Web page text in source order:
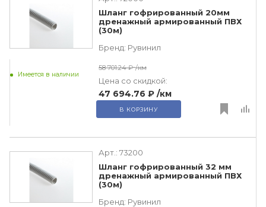
Шланг гофрированный 20мм
дренажный армированный ПВХ
(30м)
Бренд: Рувинил
Имеется в наличии
58 701.24 ₽ /км
Цена со скидкой:
47 694.76 ₽ /км
В КОРЗИНУ
Арт.: 73200
Шланг гофрированный 32 мм
дренажный армированный ПВХ
(30м)
Бренд: Рувинил